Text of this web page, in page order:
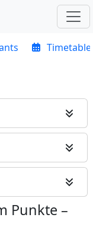
Timetable
Punkte –